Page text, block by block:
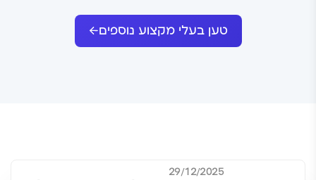
טען בעלי מקצוע נוספים
29/12/2025